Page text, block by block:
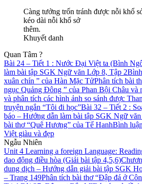
Càng tưởng trốn tránh được nỗi khổ
kéo dài nỗi khổ sở
thêm.
Khuyết danh
Quan Tâm ?
Bài 24 – Tiết 1 : Nước Đại Việt ta (Bình
làm bài tập SGK Ngữ văn Lớp 8, Tập 2
xuân chín ” của Hàn Mặc TửPhân tích bài
ngục Quảng Đông ” của Phan Bội Châu và
và phân tích các hình ảnh so sánh được
truyện ngắn “Tôi đi học”Bài 32 – Tiết 2 :
báo – Hướng dẫn làm bài tập SGK Ngữ
bài thơ “Quê Hương” của Tế HanhBình
Việt giàu và đẹp
Ngẫu Nhiên
Unit 4 Learning a foreign Language:
dao động điều hòa (Giải bài tập 4,5,6)
dung dịch – Hướng dẫn giải bài tập SGK
– Trang 149Phân tích bài thơ “Đập đá ở